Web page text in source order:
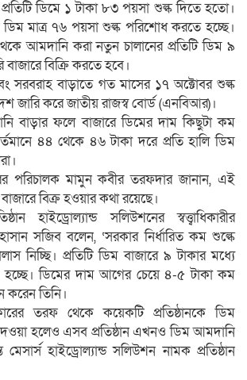
ডিমে ১ টাকা ৮৩ পয়সা শুল্ক দিতে হতো।
ডিম মাত্র ৭৬ পয়সা শুল্ক পরিশোধ করতে হচ্ছে।
আমদানি করা নতুন চালানের প্রতিটি ডিম ৯
বাজারে বিক্রি করতে হবে।
সরবরাহ বাড়াতে গত মাসের ১৭ অক্টোবর শুল্ক
জারি করে জাতীয় রাজস্ব বোর্ড (এনবিআর)।
বাড়ার ফলে বাজারে ডিমের দাম কিছুটা কম
৪৪ থেকে ৪৬ টাকা দরে প্রতি হালি ডিম
পরিচালক মামুন কবীর তরফদার জানান, এই
বিক্র হওয়ার কথা রয়েছে।
হাইড্রোল্যান্ড সলিউশনের স্বত্ত্বাধিকারীর
সজিব বলেন, ‘সরকার নির্ধারিত কম শুল্কে
নিচ্ছি। প্রতিটি ডিম বাজারে ৯ টাকার মধ্যে
হচ্ছে। ডিমের দাম আগের চেয়ে ৪-৫ টাকা কম
করেন তিনি।
তরফ থেকে কয়েকটি প্রতিষ্ঠানকে ডিম
হলেও এসব প্রতিষ্ঠান এখনও ডিম আমদানি
হাইড্রোল্যান্ড সলিউশন নামক প্রতিষ্ঠান